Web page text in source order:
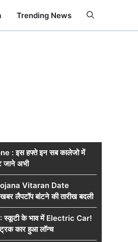
Trending News
: इस हफ्ते इन सब कालेजो में
जाने अभी
Vitaran Date
लैपटॉप बांटने की तारीख बदली
के भाव में Electric Car!
कार हुआ लॉन्च